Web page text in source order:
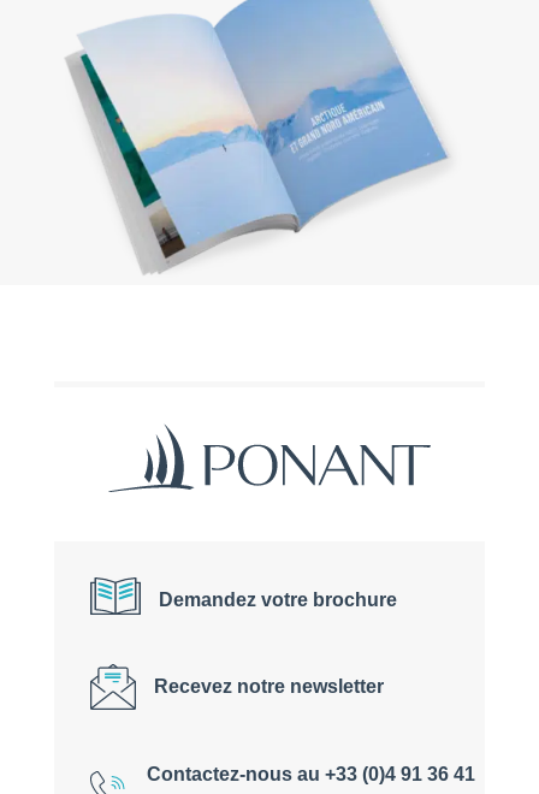
Demandez votre brochure
Recevez notre newsletter
Contactez-nous au +33 (0)4 91 36 41